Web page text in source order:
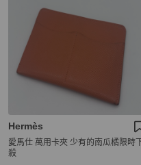
Hermès
愛馬仕 萬用卡夾 少有的南瓜橘限時
殺